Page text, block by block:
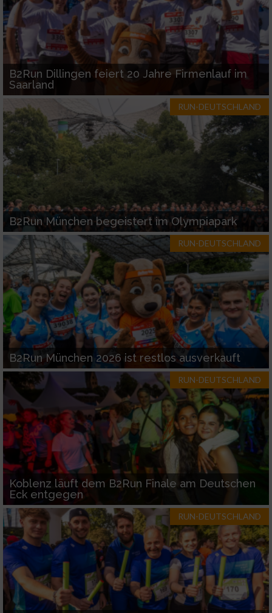
B2Run Dillingen feiert 20 Jahre Firmenlauf im
Saarland
RUN-DEUTSCHLAND
B2Run München begeistert im Olympiapark
RUN-DEUTSCHLAND
B2Run München 2026 ist restlos ausverkauft
RUN-DEUTSCHLAND
Koblenz läuft dem B2Run Finale am Deutschen
Eck entgegen
RUN-DEUTSCHLAND
Verwendung reduzierter Daten zur Auswahl
von Inhalten
IAB-Besonderheiten:
Verwendung genauer Standortdaten
Geräte anhand von aktiv angeforderten
Informationen identifizieren
Nicht-IAB-Verarbeitungszwecke:
Notwendig
Performance
Funktional
Werbung